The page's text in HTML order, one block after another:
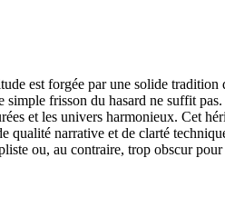
est forgée par une solide
frisson du hasard ne suffit
et les univers harmonieux. Cet
narrative et de clarté
ou, au contraire, trop obscur